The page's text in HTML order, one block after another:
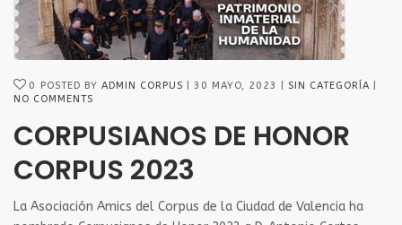
0 POSTED BY ADMIN CORPUS 30 MAYO, 2023
SIN CATEGORÍA
NO COMMENTS
CORPUSIANOS DE HONOR
CORPUS 2023
La Asociación Amics del Corpus de la Ciudad de Valencia ha